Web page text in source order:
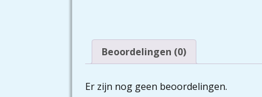
Beoordelingen (0)
Er zijn nog geen beoordelingen.